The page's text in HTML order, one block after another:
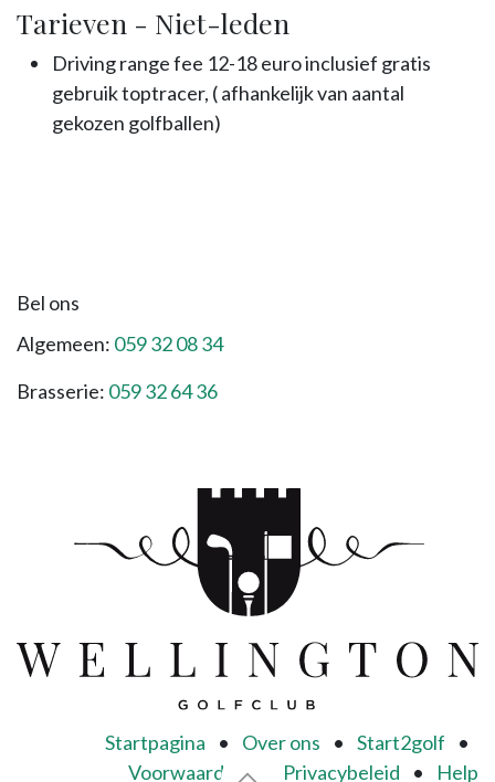
Tarieven - Niet-leden
Driving range fee 12-18 euro inclusief gratis
gebruik toptracer, ( afhankelijk van aantal
gekozen golfballen)
Bel ons
Algemeen: 059 32 08 34
Brasserie: 059 32 64 36
Startpagina • Over ons • Start2golf
•
Voorwaarden
Privacybeleid • Help